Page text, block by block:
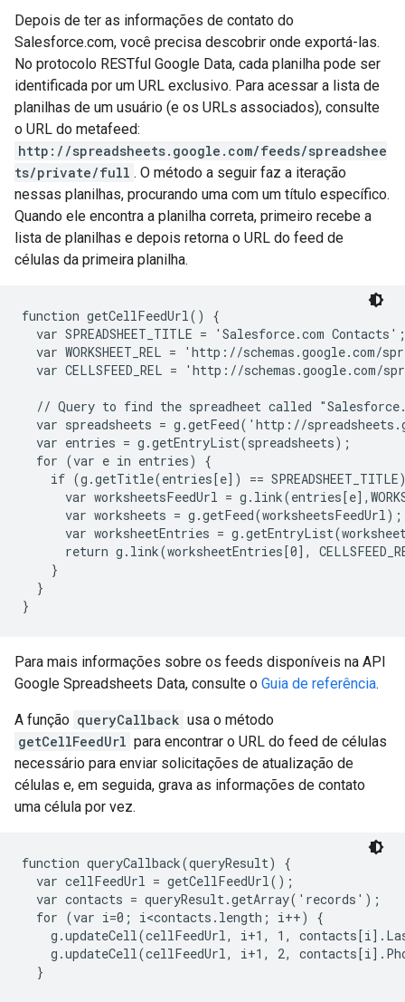
Depois de ter as informações de contato do
Salesforce.com, você precisa descobrir onde exportá-las.
No protocolo RESTful Google Data, cada planilha pode ser
identificada por um URL exclusivo. Para acessar a lista de
planilhas de um usuário (e os URLs associados), consulte
o URL do metafeed:
http://spreadsheets.google.com/feeds/spreadshee
ts/private/full . O método a seguir faz a iteração
nessas planilhas, procurando uma com um título específico.
Quando ele encontra a planilha correta, primeiro recebe a
lista de planilhas e depois retorna o URL do feed de
células da primeira planilha.
function getCellFeedUrl() {
  var SPREADSHEET_TITLE = 'Salesforce.com Contacts';
var WORKSHEET_REL = 'http://schemas.google.com/
var CELLSFEED_REL = 'http://schemas.google.com/
// Query to find the spreadheet called
var spreadsheets = g.getFeed('http://
  var entries = g.getEntryList(spreadsheets);
  for (var e in entries) {
if (g.getTitle(entries[e]) ==
var worksheetsFeedUrl =
      var worksheets = g.getFeed(worksheetsFeedUrl);
var worksheetEntries =
return g.link(worksheetEntries[0],
    }
  }
Para mais informações sobre os feeds disponíveis na API
Google Spreadsheets Data, consulte o Guia de referência.
A função queryCallback usa o método
getCellFeedUrl para encontrar o URL do feed de células
necessário para enviar solicitações de atualização de
células e, em seguida, grava as informações de contato
uma célula por vez.
function queryCallback(queryResult) {
  var cellFeedUrl = getCellFeedUrl();
  var contacts = queryResult.getArray('records');
  for (var i=0; i<contacts.length; i++) {
g.updateCell(cellFeedUrl, i+1, 1,
g.updateCell(cellFeedUrl, i+1, 2,
  }